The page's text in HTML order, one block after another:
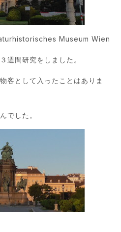
Museum Wien
週間研究をしました。
客として入ったことはありま
でした。